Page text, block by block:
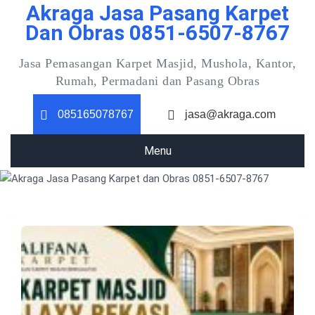
content
Akraga Jasa Pasang Karpet
Dan Obras 0851-6507-8767
Jasa Pemasangan Karpet Masjid, Mushola, Kantor,
Rumah, Permadani dan Pasang Obras
085165078767 jasa@akraga.com
Menu